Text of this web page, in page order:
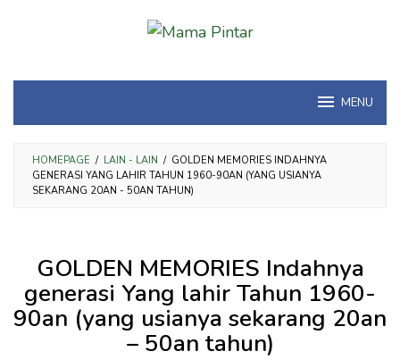
MENU
HOMEPAGE / LAIN - LAIN / GOLDEN MEMORIES INDAHNYA
GENERASI YANG LAHIR TAHUN 1960-90AN (YANG USIANYA
SEKARANG 20AN - 50AN TAHUN)
GOLDEN MEMORIES Indahnya
generasi Yang lahir Tahun 1960-
90an (yang usianya sekarang 20an
– 50an tahun)